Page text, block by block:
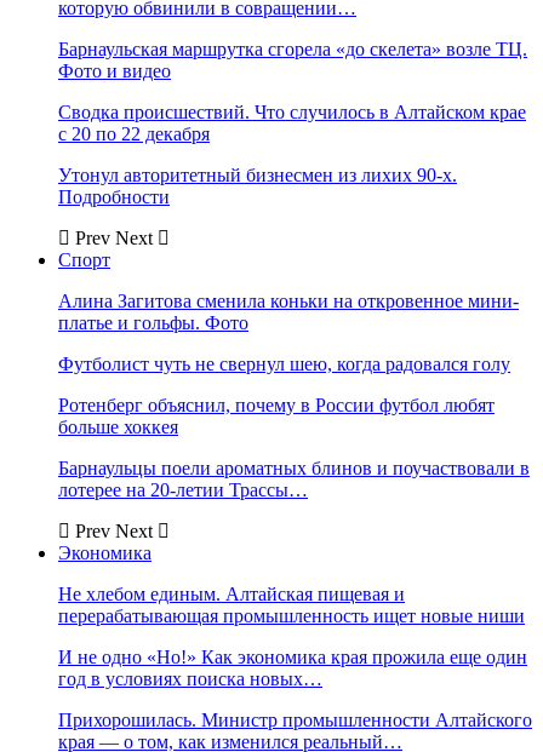
которую обвинили в совращении…
Барнаульская маршрутка сгорела «до скелета» возле ТЦ.
Фото и видео
Сводка происшествий. Что случилось в Алтайском крае
с 20 по 22 декабря
Утонул авторитетный бизнесмен из лихих 90-х.
Подробности
Prev Next
Спорт
Алина Загитова сменила коньки на откровенное мини-
платье и гольфы. Фото
Футболист чуть не свернул шею, когда радовался голу
Ротенберг объяснил, почему в России футбол любят
больше хоккея
Барнаульцы поели ароматных блинов и поучаствовали в
лотерее на 20-летии Трассы…
Prev Next
Экономика
Не хлебом единым. Алтайская пищевая и
перерабатывающая промышленность ищет новые ниши
И не одно «Но!» Как экономика края прожила еще один
год в условиях поиска новых…
Прихорошилась. Министр промышленности Алтайского
края — о том, как изменился реальный…